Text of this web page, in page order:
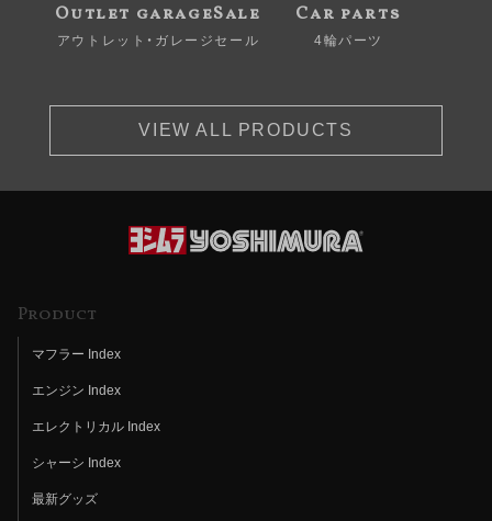
Outlet garageSale
アウトレット・ガレージセール
Car parts
4輪パーツ
VIEW ALL PRODUCTS
Product
マフラー Index
エンジン Index
エレクトリカル Index
シャーシ Index
最新グッズ